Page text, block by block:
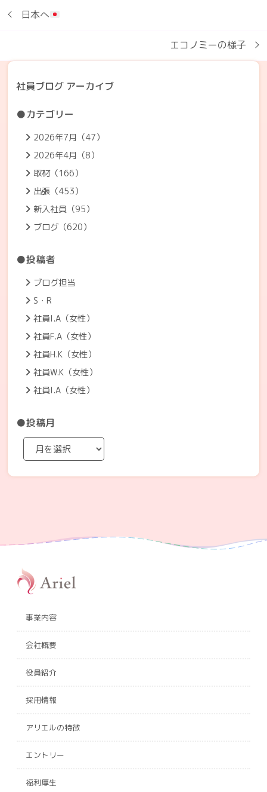
日本へ
エコノミーの様子
社員ブログ アーカイブ
●カテゴリー
2026年7月（47）
2026年4月（8）
取材（166）
出張（453）
新入社員（95）
ブログ（620）
●投稿者
ブログ担当
S・R
社員I.A（女性）
社員F.A（女性）
社員H.K（女性）
社員W.K（女性）
社員I.A（女性）
●投稿月
事業内容
会社概要
役員紹介
採用情報
アリエルの特徴
エントリー
福利厚生